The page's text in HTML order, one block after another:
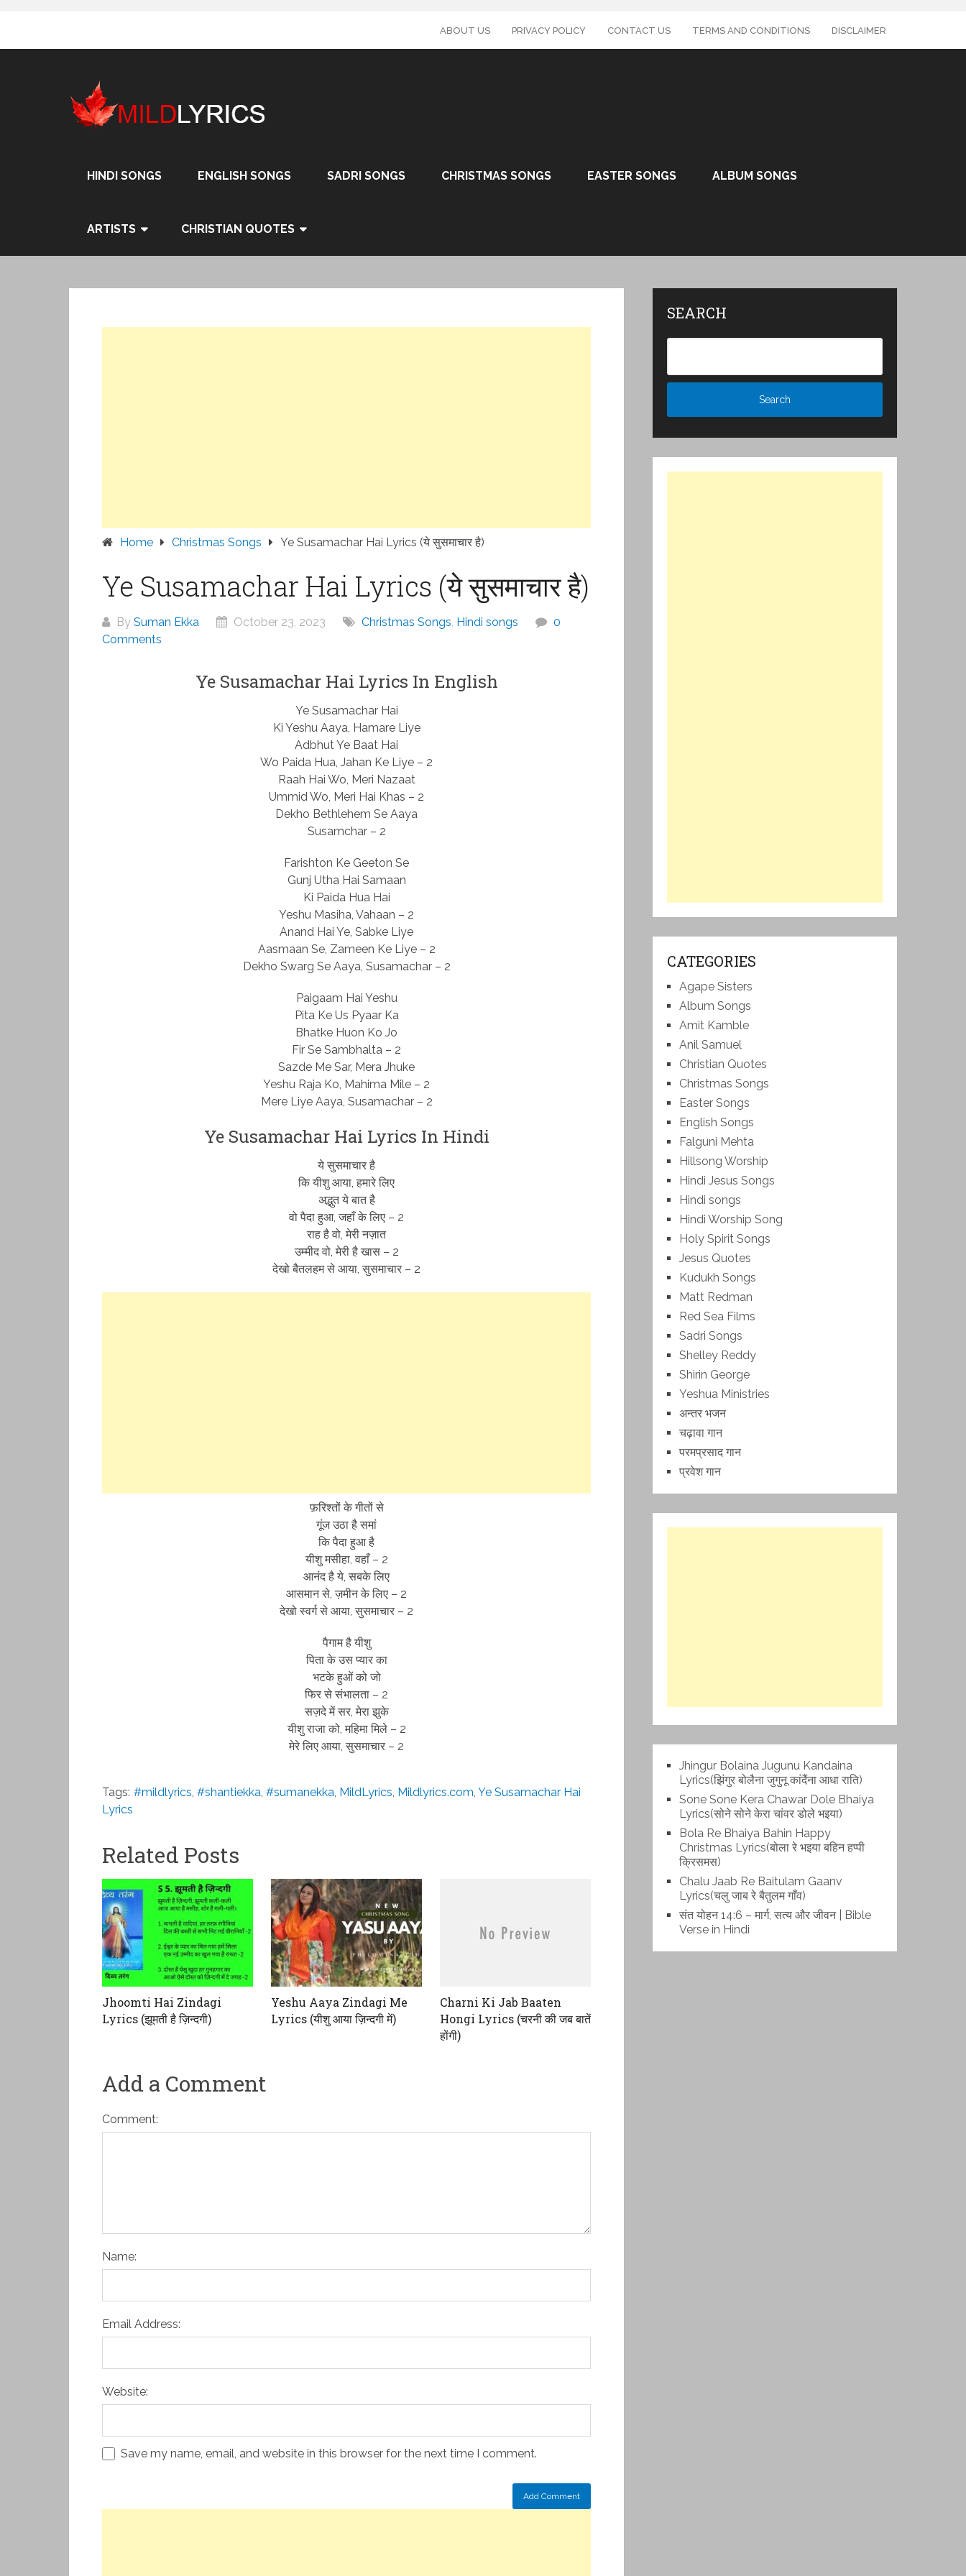
content
ABOUT US PRIVACY POLICY CONTACT US TERMS AND CONDITIONS DISCLAIMER
HINDI SONGS ENGLISH SONGS SADRI SONGS CHRISTMAS SONGS EASTER SONGS ALBUM SONGS
ARTISTS CHRISTIAN QUOTES
Home Christmas Songs Ye Susamachar Hai Lyrics (ये सुसमाचार है)
Ye Susamachar Hai Lyrics (ये सुसमाचार है)
By Suman Ekka October 23, 2023 Christmas Songs, Hindi songs
0
Comments
Ye Susamachar Hai Lyrics In English
Ye Susamachar Hai
Ki Yeshu Aaya, Hamare Liye
Adbhut Ye Baat Hai
Wo Paida Hua, Jahan Ke Liye – 2
Raah Hai Wo, Meri Nazaat
Ummid Wo, Meri Hai Khas – 2
Dekho Bethlehem Se Aaya
Susamchar – 2
Farishton Ke Geeton Se
Gunj Utha Hai Samaan
Ki Paida Hua Hai
Yeshu Masiha, Vahaan – 2
Anand Hai Ye, Sabke Liye
Aasmaan Se, Zameen Ke Liye – 2
Dekho Swarg Se Aaya, Susamachar – 2
Paigaam Hai Yeshu
Pita Ke Us Pyaar Ka
Bhatke Huon Ko Jo
Fir Se Sambhalta – 2
Sazde Me Sar, Mera Jhuke
Yeshu Raja Ko, Mahima Mile – 2
Mere Liye Aaya, Susamachar – 2
Ye Susamachar Hai Lyrics In Hindi
ये सुसमाचार है
कि यीशु आया, हमारे लिए
अद्भुत ये बात है
वो पैदा हुआ, जहाँ के लिए – 2
राह है वो, मेरी नज़ात
उम्मीद वो, मेरी है खास – 2
देखो बैतलहम से आया, सुसमाचार – 2
फ़रिश्तों के गीतों से
गूंज उठा है समां
कि पैदा हुआ है
यीशु मसीहा, वहाँ – 2
आनंद है ये, सबके लिए
आसमान से, ज़मीन के लिए – 2
देखो स्वर्ग से आया, सुसमाचार – 2
पैगाम है यीशु
पिता के उस प्यार का
भटके हुओं को जो
फिर से संभालता – 2
सज़दे में सर, मेरा झुके
यीशु राजा को, महिमा मिले – 2
मेरे लिए आया, सुसमाचार – 2
Tags: #mildlyrics, #shantiekka, #sumanekka, MildLyrics, Mildlyrics.com, Ye Susamachar Hai
Lyrics
Related Posts
Jhoomti Hai Zindagi
Lyrics (झूमती है ज़िन्दगी)
Yeshu Aaya Zindagi Me
Lyrics (यीशु आया ज़िन्दगी में)
Charni Ki Jab Baaten
Hongi Lyrics (चरनी की जब बातें
होंगी)
Add a Comment
Comment:
Name:
Email Address:
Website:
Save my name, email, and website in this browser for the next time I comment.
SEARCH
CATEGORIES
Agape Sisters
Album Songs
Amit Kamble
Anil Samuel
Christian Quotes
Christmas Songs
Easter Songs
English Songs
Falguni Mehta
Hillsong Worship
Hindi Jesus Songs
Hindi songs
Hindi Worship Song
Holy Spirit Songs
Jesus Quotes
Kudukh Songs
Matt Redman
Red Sea Films
Sadri Songs
Shelley Reddy
Shirin George
Yeshua Ministries
अन्तर भजन
चढ़ावा गान
परमप्रसाद गान
प्रवेश गान
Jhingur Bolaina Jugunu Kandaina
Lyrics(झिंगुर बोलैना जुगुनू कांदैंना आधा राति)
Sone Sone Kera Chawar Dole Bhaiya
Lyrics(सोने सोने केरा चांवर डोले भइया)
Bola Re Bh‌aiya Bahin Happy
Christmas Lyrics(बोला रे भ‌इया बहिन हप्पी
क्रिसमस)
Chalu Jaab Re Baitulam Gaanv
Lyrics(चलु जाब रे बैतुलम गाँव)
संत योहन 14:6 – मार्ग, सत्य और जीवन | Bible
Verse in Hindi